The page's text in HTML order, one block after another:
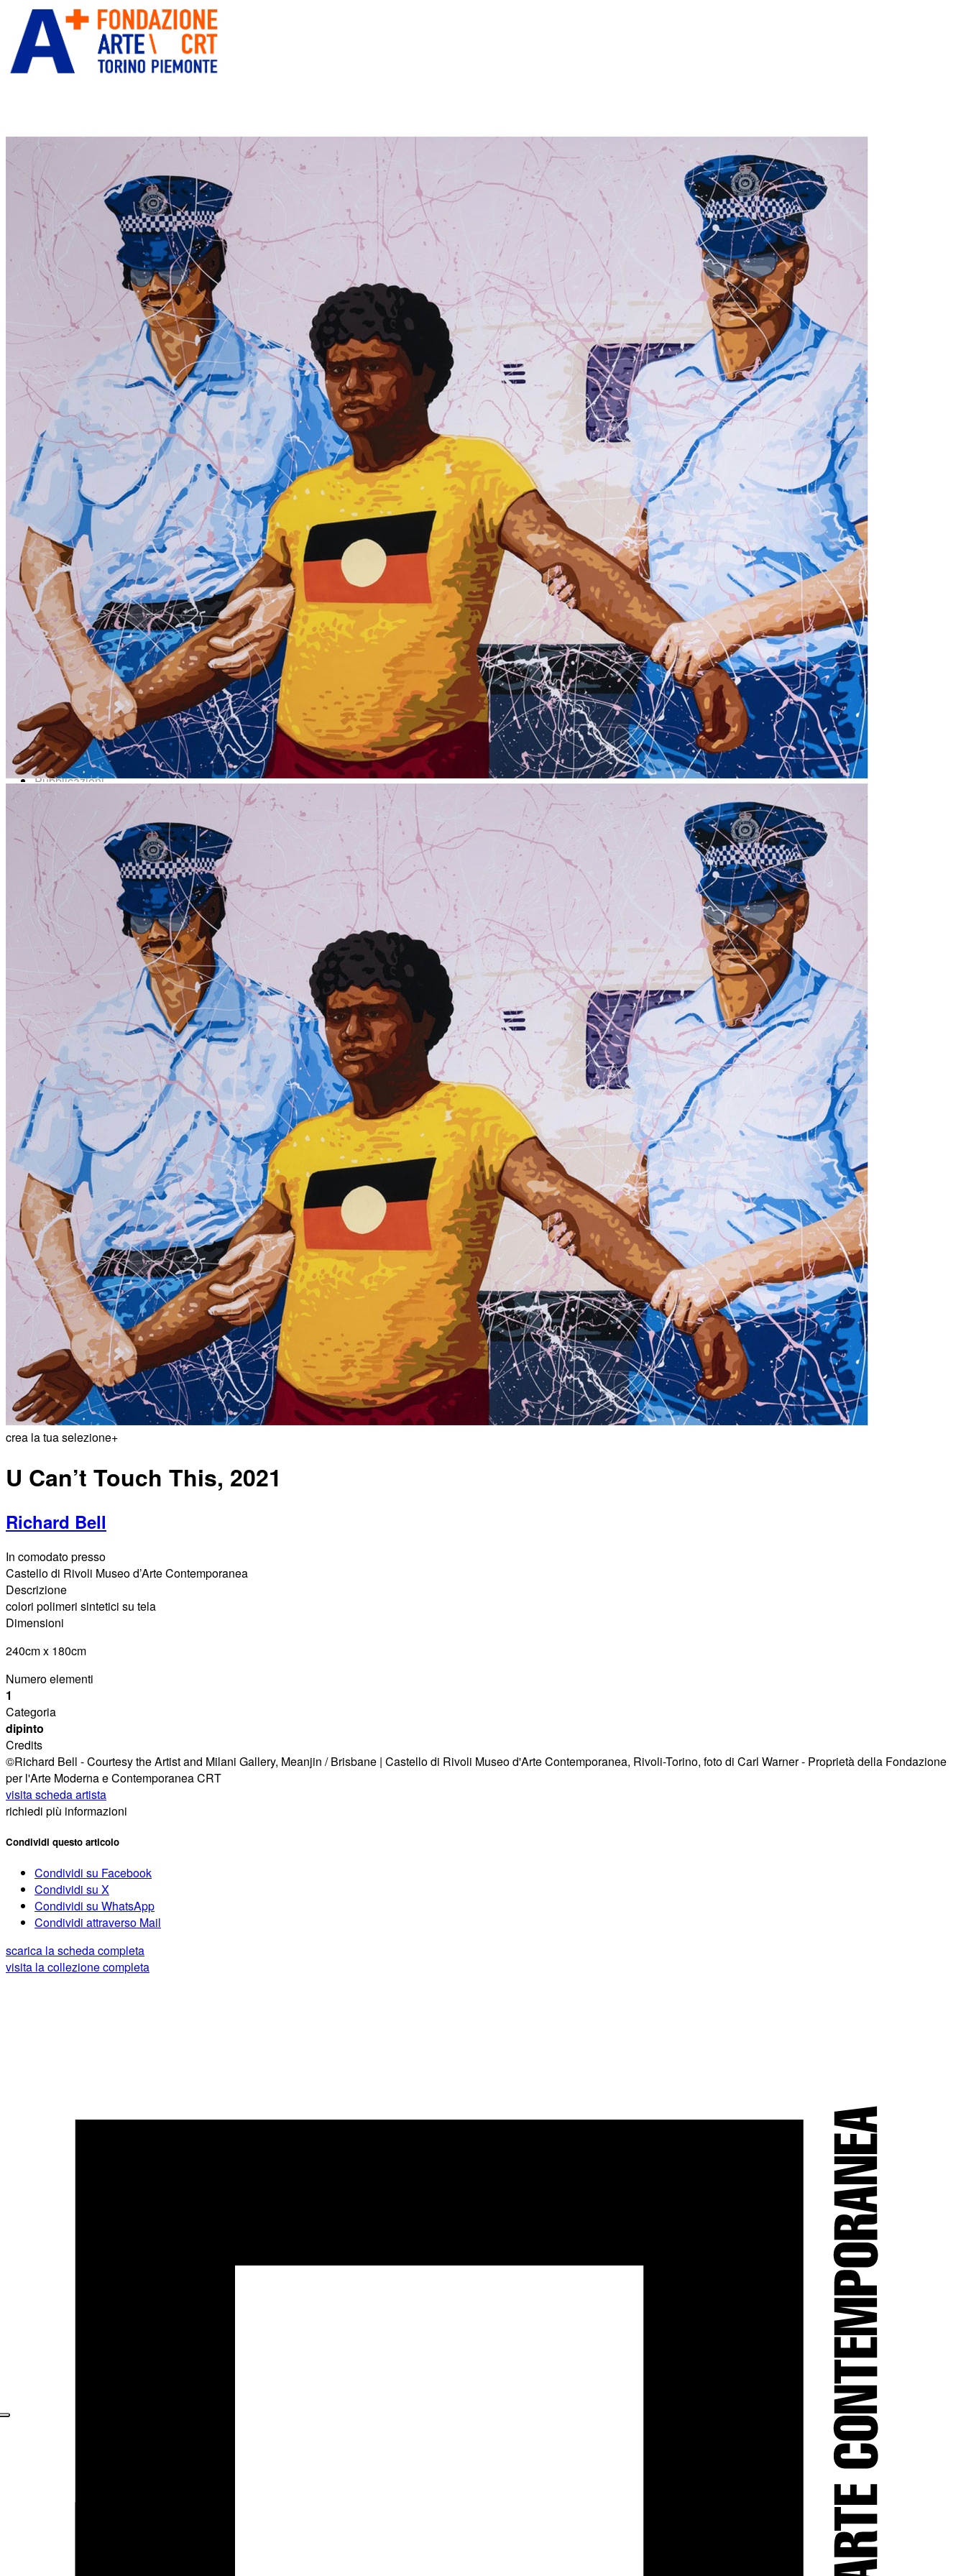
ITA
ENG
Home
Chi Siamo
Collezione
Progetti
News
Area Media
Pubblicazioni
Menu Menu
ITA
ENG
crea la tua selezione+
U Can’t Touch This, 2021
Richard Bell
In comodato presso
Castello di Rivoli Museo d’Arte Contemporanea
Descrizione
colori polimeri sintetici su tela
Dimensioni
240cm x 180cm
Numero elementi
1
Categoria
dipinto
Credits
©Richard Bell - Courtesy the Artist and Milani Gallery, Meanjin / Brisbane | Castello di Rivoli Museo d'Arte Contemporanea, Rivoli-Torino, foto di Carl Warner - Proprietà della Fondazione
per l'Arte Moderna e Contemporanea CRT
visita scheda artista
richiedi più informazioni
Condividi questo articolo
Condividi su Facebook
Condividi su X
Condividi su WhatsApp
Condividi attraverso Mail
scarica la scheda completa
visita la collezione completa